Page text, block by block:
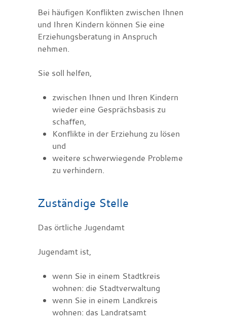
Bei häufigen Konflikten zwischen Ihnen
und Ihren Kindern können Sie eine
Erziehungsberatung in Anspruch
nehmen.
Sie soll helfen,
zwischen Ihnen und Ihren Kindern
wieder eine Gesprächsbasis zu
schaffen,
Konflikte in der Erziehung zu lösen
und
weitere schwerwiegende Probleme
zu verhindern.
Zuständige Stelle
Das örtliche Jugendamt
Jugendamt ist,
wenn Sie in einem Stadtkreis
wohnen: die Stadtverwaltung
wenn Sie in einem Landkreis
wohnen: das Landratsamt